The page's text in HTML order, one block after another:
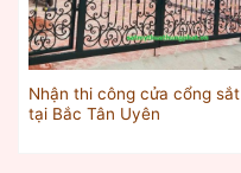
Nhận thi công cửa cổng sắt
tại Bắc Tân Uyên